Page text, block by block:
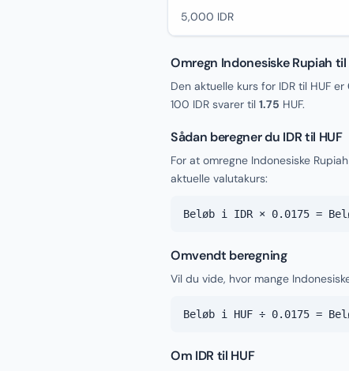
5,000 IDR
Omregn Indonesiske Rupiah
Den aktuelle kurs for IDR til HUF er
100 IDR svarer til 1.75 HUF.
Sådan beregner du IDR til HUF
For at omregne Indonesiske
aktuelle valutakurs:
Beløb i IDR × 0.0175 =
Omvendt beregning
Vil du vide, hvor mange
Beløb i HUF ÷ 0.0175 =
Om IDR til HUF